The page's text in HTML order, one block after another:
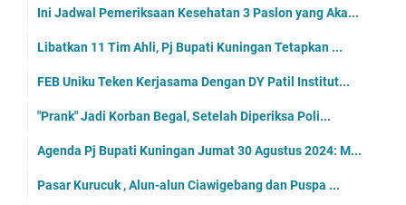
Ini Jadwal Pemeriksaan Kesehatan 3 Paslon yang Aka...
Libatkan 11 Tim Ahli, Pj Bupati Kuningan Tetapkan ...
FEB Uniku Teken Kerjasama Dengan DY Patil Institut...
"Prank" Jadi Korban Begal, Setelah Diperiksa Poli...
Agenda Pj Bupati Kuningan Jumat 30 Agustus 2024: M...
Pasar Kurucuk , Alun-alun Ciawigebang dan Puspa ...